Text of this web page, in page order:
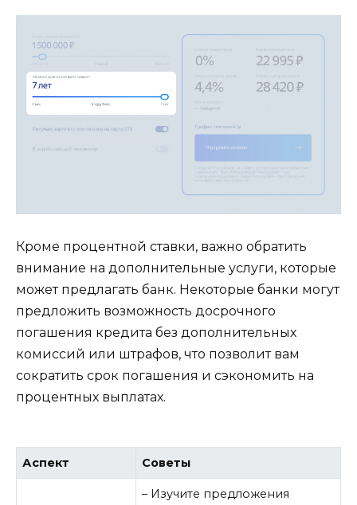
Кроме процентной ставки, важно обратить
внимание на дополнительные услуги, которые
может предлагать банк. Некоторые банки могут
предложить возможность досрочного
погашения кредита без дополнительных
комиссий или штрафов, что позволит вам
сократить срок погашения и сэкономить на
процентных выплатах.
Аспект Советы
– Изучите предложения